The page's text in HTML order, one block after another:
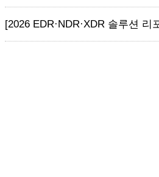
[2026 EDR·NDR·XDR 솔루션 리